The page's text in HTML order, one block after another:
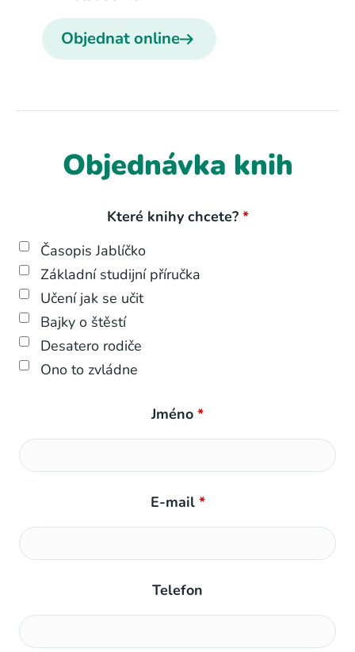
Objednat online
Objednávka knih
Které knihy chcete? *
Časopis Jablíčko
Základní studijní příručka
Učení jak se učit
Bajky o štěstí
Desatero rodiče
Ono to zvládne
Jméno *
E-mail *
Telefon